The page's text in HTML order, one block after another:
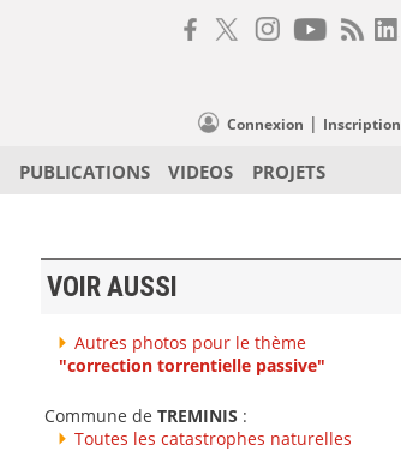
Connexion | Inscription
PUBLICATIONS VIDEOS PROJETS
VOIR AUSSI
Autres photos pour le thème
"correction torrentielle passive"
Commune de TREMINIS :
Toutes les catastrophes naturelles